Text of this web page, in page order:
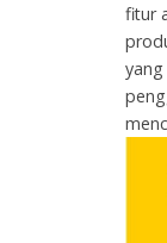
fitur